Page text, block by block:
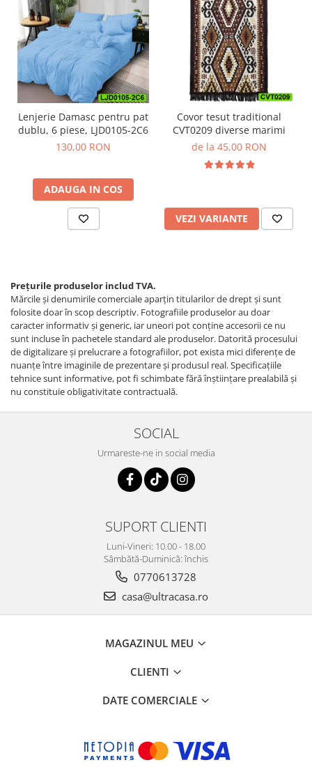
Lenjerie Damasc pentru pat
dublu, 6 piese, LJD0105-2C6
130,00 RON
ADAUGA IN COS
Covor tesut traditional
CVT0209 diverse marimi
de la 45,00 RON
VEZI VARIANTE
Prețurile produselor includ TVA.
Mărcile și denumirile comerciale aparțin titularilor de drept şi sunt
folosite doar în scop descriptiv. Fotografiile produselor au doar
caracter informativ şi generic, iar uneori pot conţine accesorii ce nu
sunt incluse în pachetele standard ale produselor. Datorită procesului
de digitalizare și prelucrare a fotografiilor, pot exista mici diferențe de
nuanțe între imaginile de prezentare și produsul real. Specificaţiile
tehnice sunt informative, pot fi schimbate fără înştiinţare prealabilă şi
nu constituie obligativitate contractuală.
SOCIAL
Urmareste-ne in social media
SUPORT CLIENTI
Luni-Vineri: 10.00 - 18.00
Sâmbătă-Duminică: închis
0770613728
casa@ultracasa.ro
MAGAZINUL MEU
CLIENTI
DATE COMERCIALE